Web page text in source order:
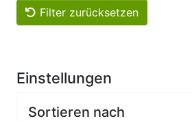
Filter zurücksetzen
Einstellungen
Sortieren nach